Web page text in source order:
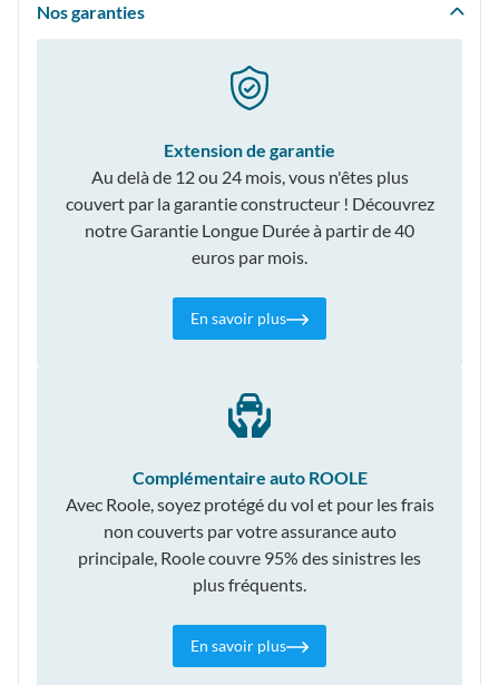
Nos garanties
Extension de garantie
Au delà de 12 ou 24 mois, vous n'êtes plus
couvert par la garantie constructeur ! Découvrez
notre Garantie Longue Durée à partir de 40
euros par mois.
En savoir plus
Complémentaire auto ROOLE
Avec Roole, soyez protégé du vol et pour les frais
non couverts par votre assurance auto
principale, Roole couvre 95% des sinistres les
plus fréquents.
En savoir plus